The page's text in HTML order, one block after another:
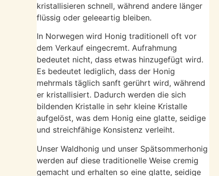
kristallisieren schnell, während andere länger
flüssig oder geleeartig bleiben.
In Norwegen wird Honig traditionell oft vor
dem Verkauf eingecremt. Aufrahmung
bedeutet nicht, dass etwas hinzugefügt wird.
Es bedeutet lediglich, dass der Honig
mehrmals täglich sanft gerührt wird, während
er kristallisiert. Dadurch werden die sich
bildenden Kristalle in sehr kleine Kristalle
aufgelöst, was dem Honig eine glatte, seidige
und streichfähige Konsistenz verleiht.
Unser Waldhonig und unser Spätsommerhonig
werden auf diese traditionelle Weise cremig
gemacht und erhalten so eine glatte, seidige